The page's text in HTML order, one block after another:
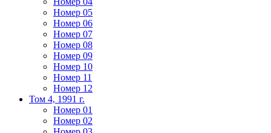
Номер 05
Номер 06
Номер 07
Номер 08
Номер 09
Номер 10
Номер 11
Номер 12
Том 4, 1991 г.
Номер 01
Номер 02